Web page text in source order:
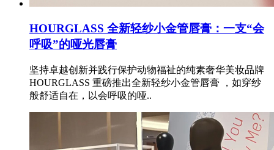
HOURGLASS 全新轻纱小金管唇膏：一支“会
呼吸”的哑光唇膏
坚持卓越创新并践行保护动物福祉的纯素奢华美妆品牌
HOURGLASS 重磅推出全新轻纱小金管唇膏 ，如穿纱
般舒适自在，以会呼吸的哑..